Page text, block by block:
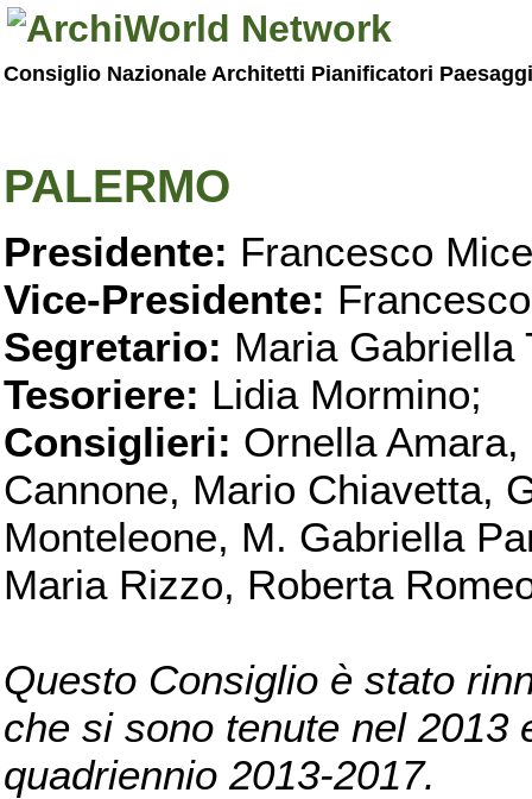
Consiglio Nazionale Architetti Pianificatori
PALERMO
Presidente: Francesco
Vice-Presidente:
Segretario: Maria Gabriella
Tesoriere: Lidia Mormino;
Consiglieri: Ornella
Cannone, Mario Chiavetta,
Monteleone, M. Gabriella
Maria Rizzo, Roberta
Questo Consiglio è stato
che si sono tenute nel 2013
quadriennio 2013-2017.